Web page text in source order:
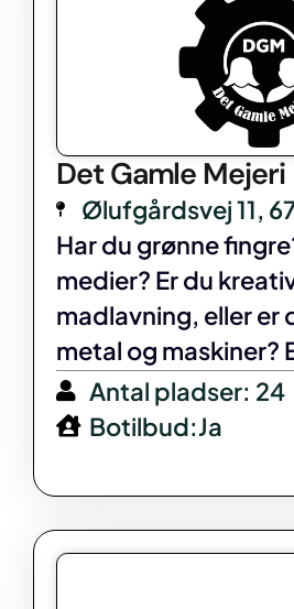
Det Gamle Mejeri
Ølufgårdsvej 11,
Har du grønne
medier? Er du
madlavning, eller er
metal og maskiner?
Antal pladser: 24
Botilbud:Ja